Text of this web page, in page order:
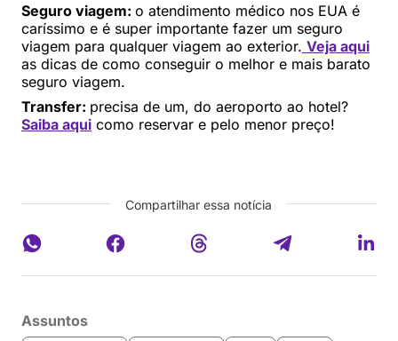
Seguro viagem: o atendimento médico nos EUA é
caríssimo e é super importante fazer um seguro
viagem para qualquer viagem ao exterior. Veja aqui
as dicas de como conseguir o melhor e mais barato
seguro viagem.
Transfer: precisa de um, do aeroporto ao hotel?
Saiba aqui como reservar e pelo menor preço!
Compartilhar essa notícia
Assuntos